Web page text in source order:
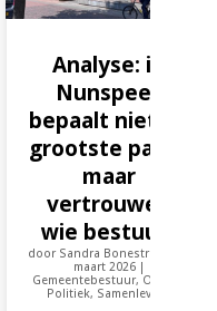
Analyse: in
Nunspeet
bepaalt niet de
grootste partij,
maar
vertrouwen
wie bestuurt
door Sandra Bonestroo
maart 2026|
Gemeentebestuur,Opinie
Politiek, Samenleving